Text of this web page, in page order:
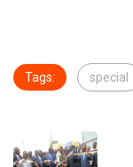
Tags: special